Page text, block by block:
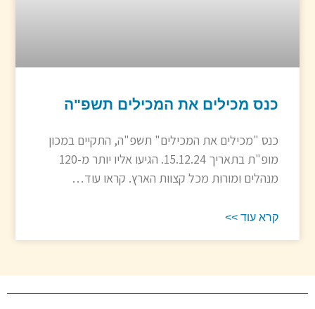
כנס מכילים את המכילים תשפ"ה
כנס "מכילים את המכילים" תשפ"ה, התקיים במכון
מופ"ת בתאריך 15.12.24. הגיעו אליו יותר מ-120
מנהלים ומורות מכל קצוות הארץ. קראו עוד…
קרא עוד >>